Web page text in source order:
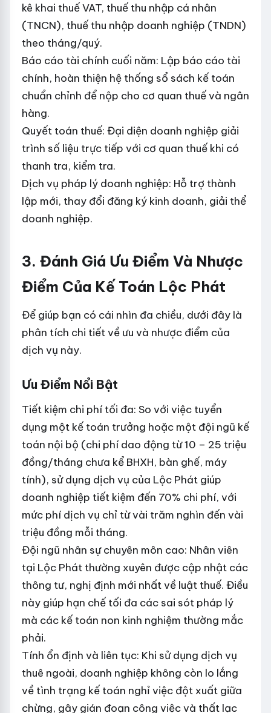
kê khai thuế VAT, thuế thu nhập cá nhân
(TNCN), thuế thu nhập doanh nghiệp (TNDN)
theo tháng/quý.
Báo cáo tài chính cuối năm: Lập báo cáo tài
chính, hoàn thiện hệ thống sổ sách kế toán
chuẩn chỉnh để nộp cho cơ quan thuế và ngân
hàng.
Quyết toán thuế: Đại diện doanh nghiệp giải
trình số liệu trực tiếp với cơ quan thuế khi có
thanh tra, kiểm tra.
Dịch vụ pháp lý doanh nghiệp: Hỗ trợ thành
lập mới, thay đổi đăng ký kinh doanh, giải thể
doanh nghiệp.
3. Đánh Giá Ưu Điểm Và Nhược
Điểm Của Kế Toán Lộc Phát
Để giúp bạn có cái nhìn đa chiều, dưới đây là
phân tích chi tiết về ưu và nhược điểm của
dịch vụ này.
Ưu Điểm Nổi Bật
Tiết kiệm chi phí tối đa: So với việc tuyển
dụng một kế toán trưởng hoặc một đội ngũ kế
toán nội bộ (chi phí dao động từ 10 – 25 triệu
đồng/tháng chưa kể BHXH, bàn ghế, máy
tính), sử dụng dịch vụ của Lộc Phát giúp
doanh nghiệp tiết kiệm đến 70% chi phí, với
mức phí dịch vụ chỉ từ vài trăm nghìn đến vài
triệu đồng mỗi tháng.
Đội ngũ nhân sự chuyên môn cao: Nhân viên
tại Lộc Phát thường xuyên được cập nhật các
thông tư, nghị định mới nhất về luật thuế. Điều
này giúp hạn chế tối đa các sai sót pháp lý
mà các kế toán non kinh nghiệm thường mắc
phải.
Tính ổn định và liên tục: Khi sử dụng dịch vụ
thuê ngoài, doanh nghiệp không còn lo lắng
về tình trạng kế toán nghỉ việc đột xuất giữa
chừng, gây gián đoạn công việc và thất lạc